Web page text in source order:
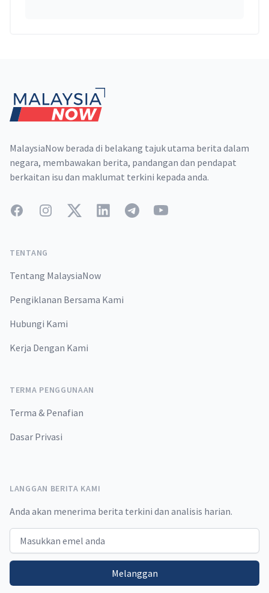
MalaysiaNow berada di belakang tajuk utama berita dalam
negara, membawakan berita, pandangan dan pendapat
berkaitan isu dan maklumat terkini kepada anda.
FacebookInstagramTwitterLinkedInTelegramYouTube
TENTANG
Tentang MalaysiaNow
Pengiklanan Bersama Kami
Hubungi Kami
Kerja Dengan Kami
TERMA PENGGUNAAN
Terma & Penafian
Dasar Privasi
LANGGAN BERITA KAMI
Anda akan menerima berita terkini dan analisis harian.
Email address
Melanggan